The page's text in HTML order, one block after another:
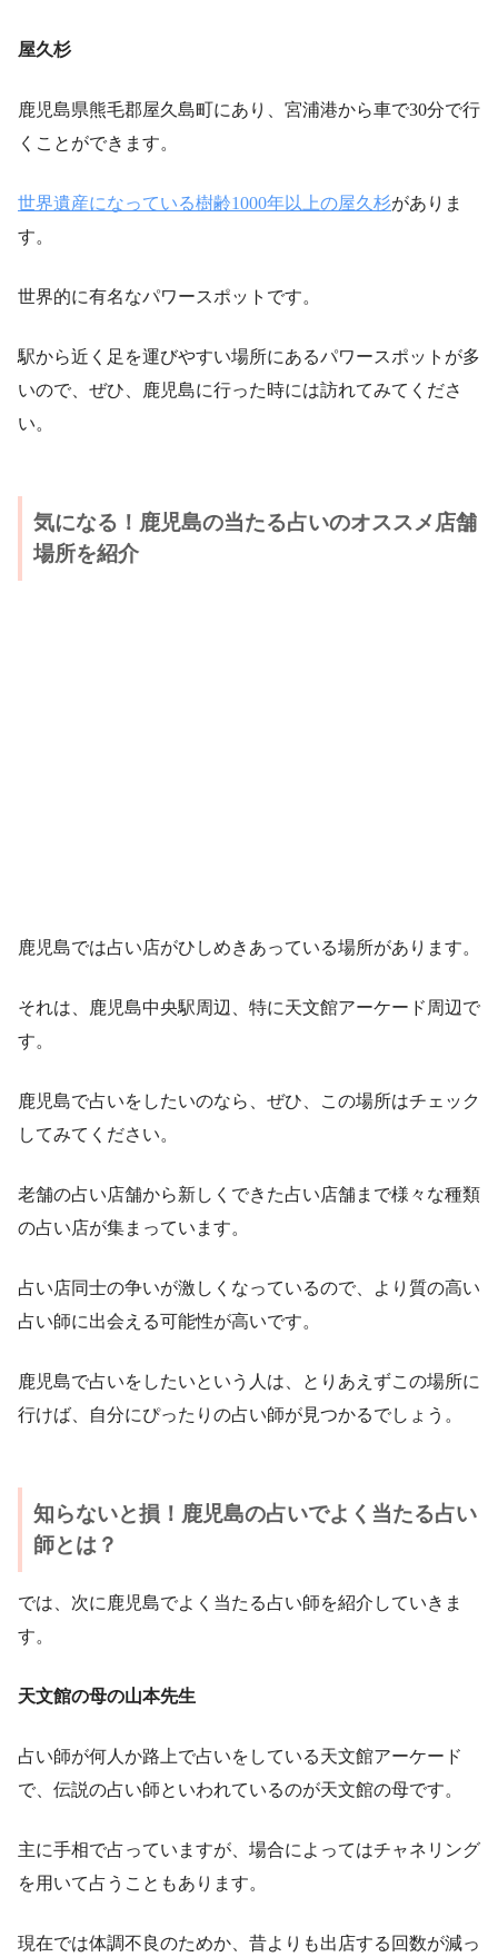
屋久杉
鹿児島県熊毛郡屋久島町にあり、宮浦港から車で30分で行
くことができます。
世界遺産になっている樹齢1000年以上の屋久杉がありま
す。
世界的に有名なパワースポットです。
駅から近く足を運びやすい場所にあるパワースポットが多
いので、ぜひ、鹿児島に行った時には訪れてみてくださ
い。
気になる！鹿児島の当たる占いのオススメ店舗
場所を紹介
鹿児島では占い店がひしめきあっている場所があります。
それは、鹿児島中央駅周辺、特に天文館アーケード周辺で
す。
鹿児島で占いをしたいのなら、ぜひ、この場所はチェック
してみてください。
老舗の占い店舗から新しくできた占い店舗まで様々な種類
の占い店が集まっています。
占い店同士の争いが激しくなっているので、より質の高い
占い師に出会える可能性が高いです。
鹿児島で占いをしたいという人は、とりあえずこの場所に
行けば、自分にぴったりの占い師が見つかるでしょう。
知らないと損！鹿児島の占いでよく当たる占い
師とは？
では、次に鹿児島でよく当たる占い師を紹介していきま
す。
天文館の母の山本先生
占い師が何人か路上で占いをしている天文館アーケード
で、伝説の占い師といわれているのが天文館の母です。
主に手相で占っていますが、場合によってはチャネリング
を用いて占うこともあります。
現在では体調不良のためか、昔よりも出店する回数が減っ